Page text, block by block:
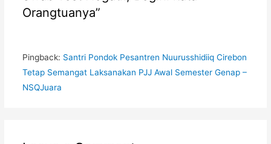
Orangtuanya”
Pingback: Santri Pondok Pesantren Nuurusshidiiq Cirebon
Tetap Semangat Laksanakan PJJ Awal Semester Genap –
NSQJuara